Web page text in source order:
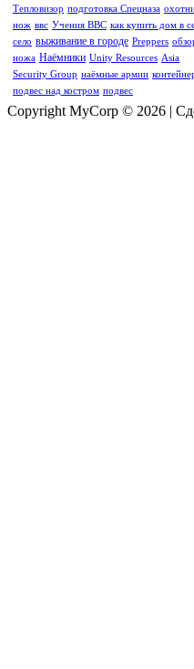
Тепловизор подготовка Спецназа
нож ввс Учения ВВС как купить дом в
село выживание в городе Preppers
ножа Наёмники Unity Resources Asia
Security Group наёмные армии
подвес над костром подвес
Copyright MyCorp © 2026 |